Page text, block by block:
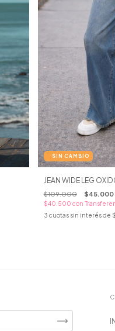
JEAN WIDE LEG
$109.000 $45.000
$40.500 con
3 cuotas sin interés de